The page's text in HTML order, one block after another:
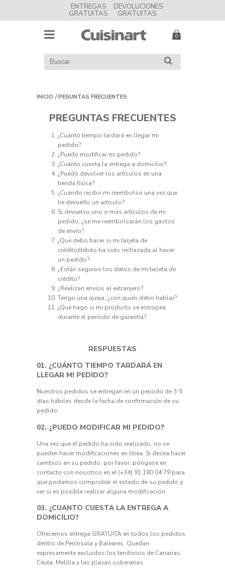
ENTREGAS
GRATUITAS
DEVOLUCIONES
GRATUITAS
MENU
BUSCAR
EN
BUSCAR
INICIO PEGUNTAS FRECUENTES
PREGUNTAS FRECUENTES
¿Cuánto tiempo tardará en llegar mi
pedido?
¿Puedo modificar mi pedido?
¿Cuánto cuesta la entrega a domicilio?
¿Puedo devolver los artículos en una
tienda física?
¿Cuándo recibo mi reembolso una vez que
he devuelto un artículo?
Si devuelvo uno o más artículos de mi
pedido, ¿se me reembolsarán los gastos
de envío?
¿Qué debo hacer si mi tarjeta de
crédito/débito ha sido rechazada al hacer
un pedido?
¿Están seguros los datos de mi tarjeta de
crédito?
¿Realizan envíos al extranjero?
Tengo una queja, ¿con quién debo hablar?
¿Qué hago si mi producto se estropea
durante el período de garantía?
RESPUESTAS
01. ¿CUÁNTO TIEMPO TARDARÁ EN
LLEGAR MI PEDIDO?
Nuestros pedidos se entregan en un periodo de 3-5
días hábiles desde la fecha de confirmación de su
pedido.
02. ¿PUEDO MODIFICAR MI PEDIDO?
Una vez que el pedido ha sido realizado, no se
pueden hacer modificaciones en línea. Si desea hacer
cambios en su pedido, por favor, póngase en
contacto con nosotros en el (+34) 91 180 04 79 para
que podamos comprobar el estado de su pedido y
ver si es posible realizar alguna modificación.
03. ¿CUANTO CUESTA LA ENTREGA A
DOMICILIO?
Ofrecemos entrega GRATUITA en todos los pedidos
dentro de Península y Baleares. Quedan
expresamente excluidos los territorios de Canarias,
Ceuta, Melilla y las plazas soberanas.